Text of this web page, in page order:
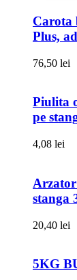
Carota
Plus,
76,50 lei
Piulita
pe
4,08 lei
stanga
20,40 lei
5KG